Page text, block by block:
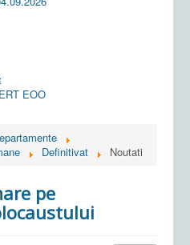
EOO
Definitivat Noutati
pe